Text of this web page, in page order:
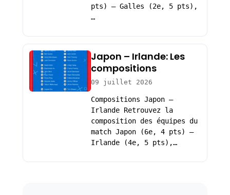
pts) – Galles (2e, 5 pts),
…
Japon – Irlande: Les
compositions
09 juillet 2026
Compositions Japon –
Irlande Retrouvez la
composition des équipes du
match Japon (6e, 4 pts) –
Irlande (4e, 5 pts),…